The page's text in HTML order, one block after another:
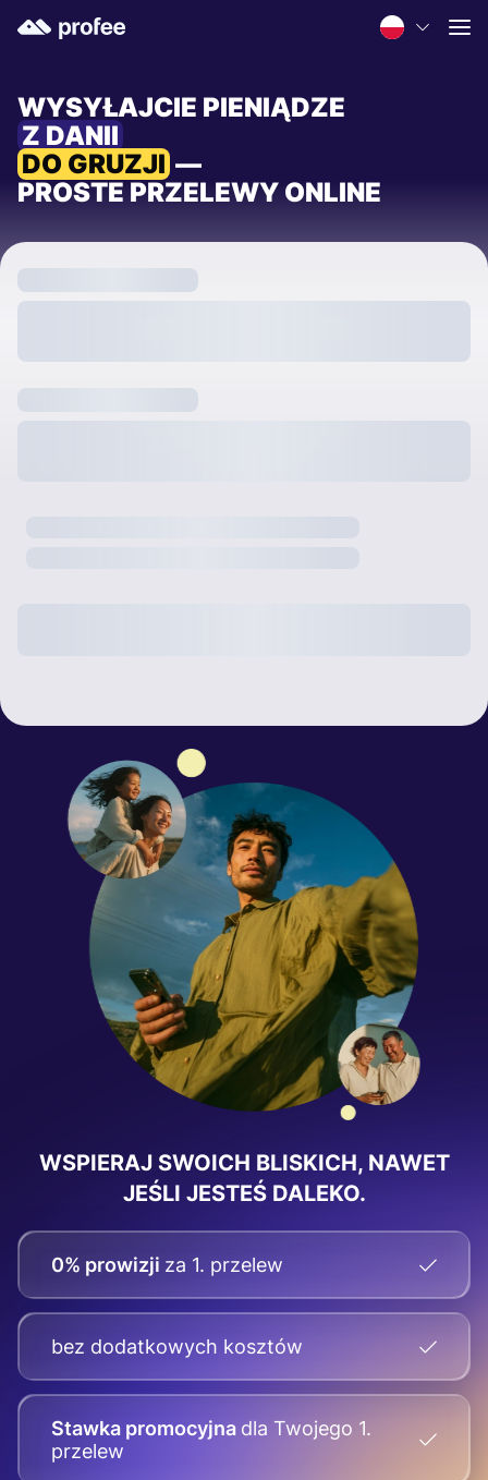
WYSYŁAJCIE PIENIĄDZE
Z DANII
DO GRUZJI —
PROSTE PRZELEWY ONLINE
WSPIERAJ SWOICH BLISKICH, NAWET
JEŚLI JESTEŚ DALEKO.
0% prowizji za 1. przelew
bez dodatkowych kosztów
Stawka promocyjna dla Twojego 1.
przelew